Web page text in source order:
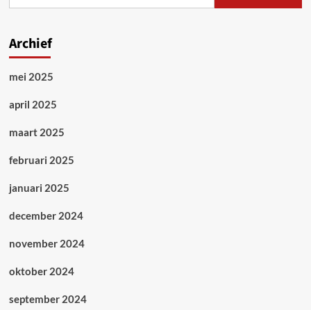
Archief
mei 2025
april 2025
maart 2025
februari 2025
januari 2025
december 2024
november 2024
oktober 2024
september 2024